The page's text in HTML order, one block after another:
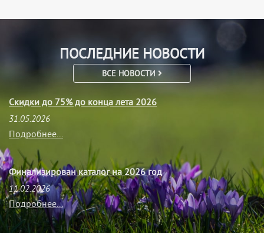
ПОСЛЕДНИЕ НОВОСТИ
ВСЕ НОВОСТИ
Скидки до 75% до конца лета 2026
31.05.2026
Подробнее...
Финализирован каталог на 2026 год
11.02.2026
Подробнее...